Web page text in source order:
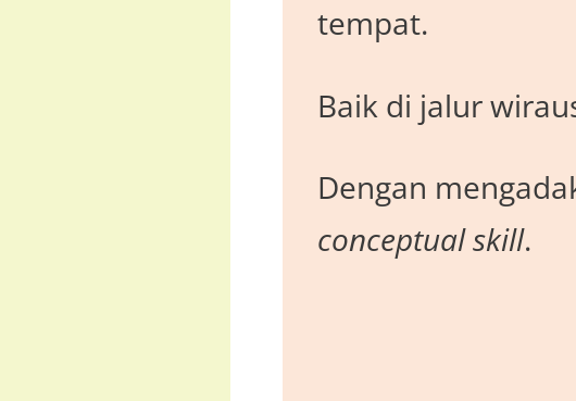
tempat.
Baik di jalur
Dengan
conceptual skill.